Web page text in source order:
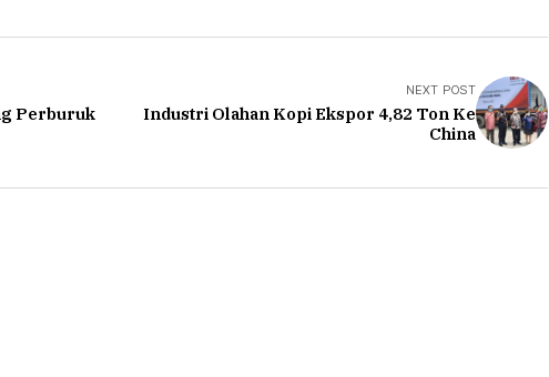
Perburuk
NEXT POST
Industri Olahan Kopi Ekspor 4,82 Ton Ke
China